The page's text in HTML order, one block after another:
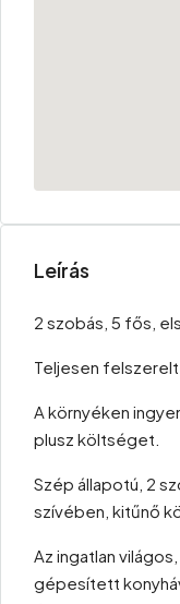
Leírás
2 szobás, 5 fős,
Teljesen
A környéken
plusz költséget.
Szép állapotú, 2
szívében, kitűnő
Az ingatlan
gépesített